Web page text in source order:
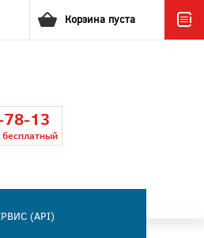
Корзина пуста
13
бесплатный
(API)